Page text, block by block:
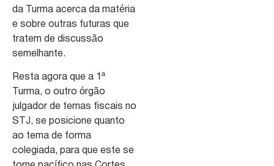
da Turma acerca da matéria
e sobre outras futuras que
tratem de discussão
semelhante.
Resta agora que a 1ª
Turma, o outro órgão
julgador de temas fiscais no
STJ, se posicione quanto
ao tema de forma
colegiada, para que este se